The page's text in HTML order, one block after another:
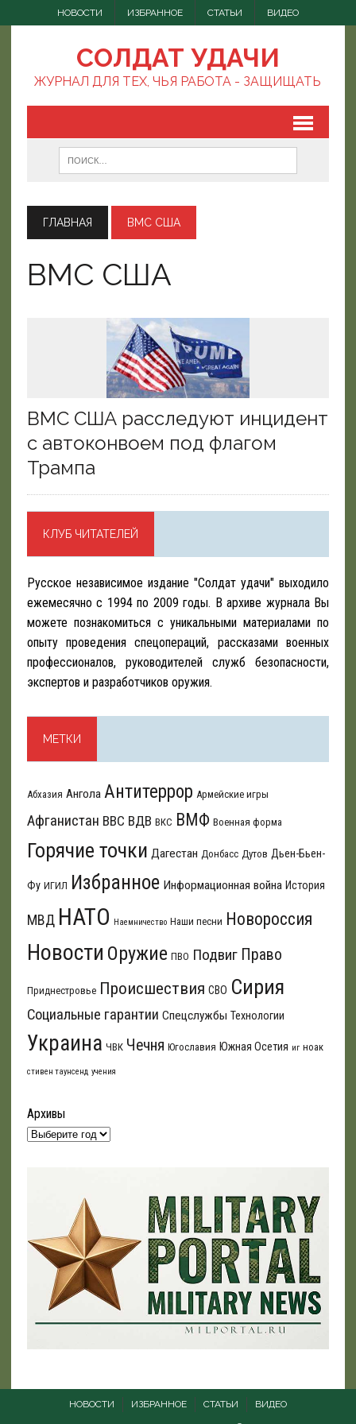
НОВОСТИ ИЗБРАННОЕ СТАТЬИ ВИДЕО
СОЛДАТ УДАЧИ
ЖУРНАЛ ДЛЯ ТЕХ, ЧЬЯ РАБОТА - ЗАЩИЩАТЬ
ГЛАВНАЯ ВМС США
ВМС США
ВМС США расследуют инцидент
с автоконвоем под флагом
Трампа
КЛУБ ЧИТАТЕЛЕЙ
Русское независимое издание "Солдат удачи" выходило
ежемесячно с 1994 по 2009 годы. В архиве журнала Вы
можете познакомиться с уникальными материалами по
опыту проведения спецопераций, рассказами военных
профессионалов, руководителей служб безопасности,
экспертов и разработчиков оружия.
МЕТКИ
Абхазия Ангола Антитеррор Армейские игры
Афганистан ВВС ВДВ ВКС ВМФ Военная форма
Горячие точки Дагестан Донбасс Дутов Дьен-Бьен-
Фу ИГИЛ Избранное Информационная война История
МВД НАТО Наемничество Наши песни Новороссия
Новости Оружие ПВО Подвиг Право
Приднестровье Происшествия СВО Сирия
Социальные гарантии Спецслужбы Технологии
Украина ЧВК Чечня Югославия Южная Осетия иг ноак
стивен таунсенд учения
Архивы
НОВОСТИ ИЗБРАННОЕ СТАТЬИ ВИДЕО